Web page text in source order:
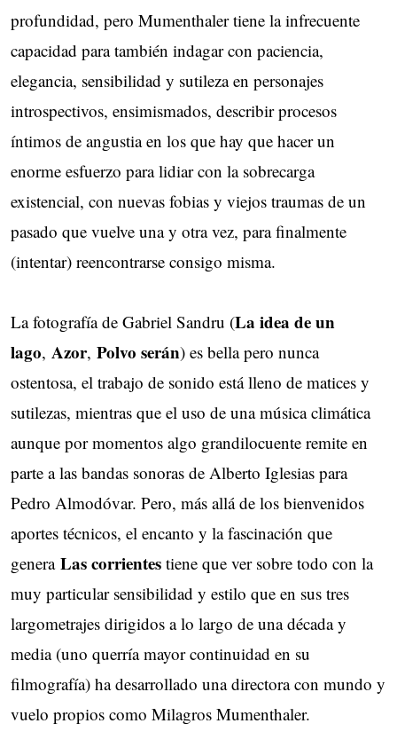
profundidad, pero Mumenthaler tiene la infrecuente
capacidad para también indagar con paciencia,
elegancia, sensibilidad y sutileza en personajes
introspectivos, ensimismados, describir procesos
íntimos de angustia en los que hay que hacer un
enorme esfuerzo para lidiar con la sobrecarga
existencial, con nuevas fobias y viejos traumas de un
pasado que vuelve una y otra vez, para finalmente
(intentar) reencontrarse consigo misma.
La fotografía de Gabriel Sandru (La idea de un
lago, Azor, Polvo serán) es bella pero nunca
ostentosa, el trabajo de sonido está lleno de matices y
sutilezas, mientras que el uso de una música climática
aunque por momentos algo grandilocuente remite en
parte a las bandas sonoras de Alberto Iglesias para
Pedro Almodóvar. Pero, más allá de los bienvenidos
aportes técnicos, el encanto y la fascinación que
genera Las corrientes tiene que ver sobre todo con la
muy particular sensibilidad y estilo que en sus tres
largometrajes dirigidos a lo largo de una década y
media (uno querría mayor continuidad en su
filmografía) ha desarrollado una directora con mundo y
vuelo propios como Milagros Mumenthaler.